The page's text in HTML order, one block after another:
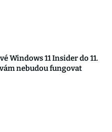
Windows 11 Insider do 11.
nebudou fungovat